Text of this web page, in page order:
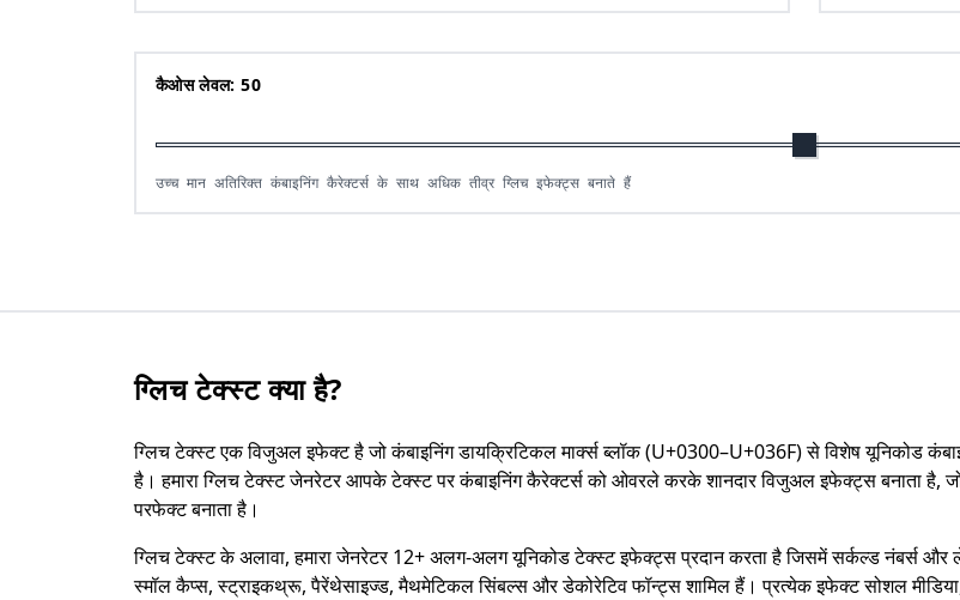
कैओस लेवल: 50
उच्च मान अतिरिक्त कंबाइनिंग कैरेक्टर्स के साथ अधिक तीव्र ग्लिच इफेक्ट्स बनाते हैं
उच्च मान अतिरिक्त कंबाइनिंग कैरेक्टर्स के साथ अधिक तीव्र ग्लिच इफेक्ट्स बनाते हैं
ग्लिच टेक्स्ट क्या है?
ग्लिच टेक्स्ट एक विजुअल इफेक्ट है जो कंबाइनिंग डायक्रिटिकल मार्क्स ब्लॉक (U+0300–U+036F) से विशेष यूनिकोड
है। हमारा ग्लिच टेक्स्ट जेनरेटर आपके टेक्स्ट पर कंबाइनिंग कैरेक्टर्स को ओवरले करके शानदार विजुअल इफेक्ट्स बनाता है,
परफेक्ट बनाता है।
ग्लिच टेक्स्ट के अलावा, हमारा जेनरेटर 12+ अलग-अलग यूनिकोड टेक्स्ट इफेक्ट्स प्रदान करता है जिसमें सर्कल्ड नंबर्स
स्मॉल कैप्स, स्ट्राइकथ्रू, पैरेंथेसाइज्ड, मैथमेटिकल सिंबल्स और डेकोरेटिव फॉन्ट्स शामिल हैं। प्रत्येक इफेक्ट सोशल